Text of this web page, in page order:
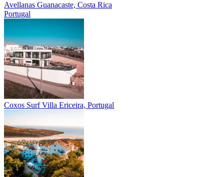
Avellanas Guanacaste, Costa Rica
Portugal
Coxos Surf Villa Ericeira, Portugal